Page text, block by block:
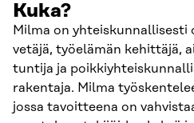
Kuka?
Milma on
vetäjä, työelämän kehittäjä,
tuntija ja
rakentaja. Milma
jossa tavoitteena on